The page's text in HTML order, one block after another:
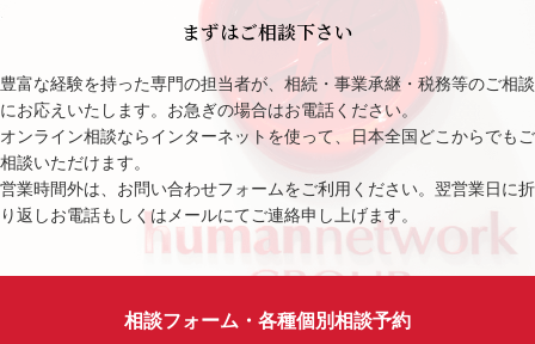
まずはご相談下さい
豊富な経験を持った専門の担当者が、相続・事業承継・税務等のご相談
にお応えいたします。お急ぎの場合はお電話ください。
オンライン相談ならインターネットを使って、日本全国どこからでもご
相談いただけます。
営業時間外は、お問い合わせフォームをご利用ください。翌営業日に折
り返しお電話もしくはメールにてご連絡申し上げます。
相談フォーム・各種個別相談予約